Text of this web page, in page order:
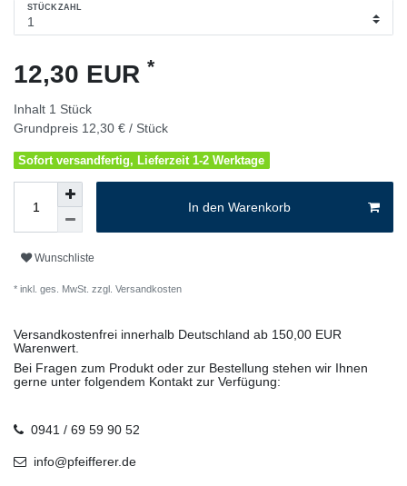
STÜCKZAHL
12,30 EUR *
Inhalt 1 Stück
Grundpreis 12,30 € / Stück
Sofort versandfertig, Lieferzeit 1-2 Werktage
In den Warenkorb
Wunschliste
* inkl. ges. MwSt. zzgl. Versandkosten
Versandkostenfrei innerhalb Deutschland ab 150,00 EUR
Warenwert.
Bei Fragen zum Produkt oder zur Bestellung stehen wir Ihnen
gerne unter folgendem Kontakt zur Verfügung:
0941 / 69 59 90 52
info@pfeifferer.de